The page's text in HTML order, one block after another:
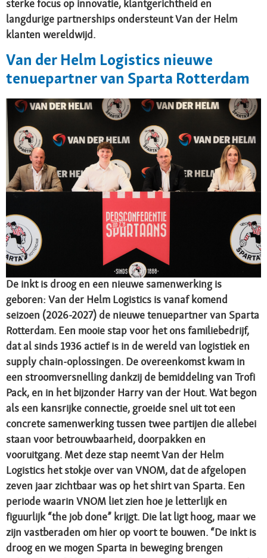
sterke focus op innovatie, klantgerichtheid en
langdurige partnerships ondersteunt Van der Helm
klanten wereldwijd.
Van der Helm Logistics nieuwe
tenuepartner van Sparta Rotterdam
De inkt is droog en een nieuwe samenwerking is
geboren: Van der Helm Logistics is vanaf komend
seizoen (2026-2027) de nieuwe tenuepartner van Sparta
Rotterdam. Een mooie stap voor het ons familiebedrijf,
dat al sinds 1936 actief is in de wereld van logistiek en
supply chain-oplossingen. De overeenkomst kwam in
een stroomversnelling dankzij de bemiddeling van Trofi
Pack, en in het bijzonder Harry van der Hout. Wat begon
als een kansrijke connectie, groeide snel uit tot een
concrete samenwerking tussen twee partijen die allebei
staan voor betrouwbaarheid, doorpakken en
vooruitgang. Met deze stap neemt Van der Helm
Logistics het stokje over van VNOM, dat de afgelopen
zeven jaar zichtbaar was op het shirt van Sparta. Een
periode waarin VNOM liet zien hoe je letterlijk en
figuurlijk “the job done” krijgt. Die lat ligt hoog, maar we
zijn vastberaden om hier op voort te bouwen. “De inkt is
droog en we mogen Sparta in beweging brengen